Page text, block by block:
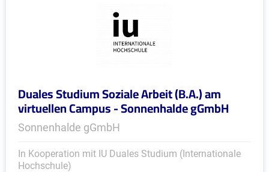
Duales Studium Soziale Arbeit (B.A.) am
virtuellen Campus - Sonnenhalde gGmbH
Sonnenhalde gGmbH
In Kooperation mit IU Duales Studium (Internationale
Hochschule)